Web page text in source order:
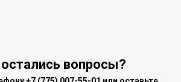
вопросы?